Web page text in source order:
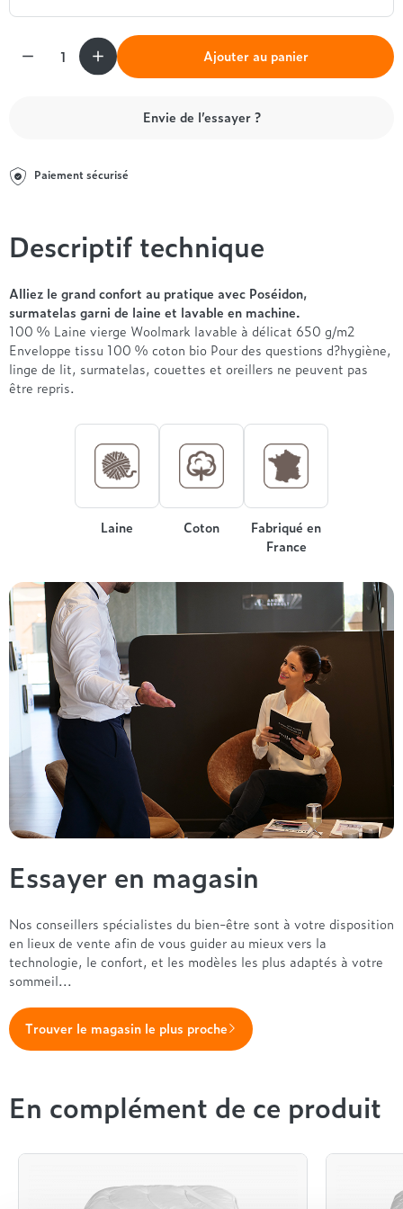
Entre 1000 et 1500€
+ de 1500€
Nos matelas par marque
André Renault
Ergotherm
Grand Litier
Hotel & Lodge
Simmons
Styldecor
Technilat
Tempur
Nos sommiers par prix
- de 1000€
Ajouter au panier
Envie de l’essayer ?
Paiement sécurisé
Descriptif technique
Alliez le grand confort au pratique avec Poséidon,
surmatelas garni de laine et lavable en machine.
100 % Laine vierge Woolmark lavable à délicat 650 g/m2
Enveloppe tissu 100 % coton bio Pour des questions d?hygiène,
linge de lit, surmatelas, couettes et oreillers ne peuvent pas
être repris.
Laine Coton
Fabriqué en
France
Essayer en magasin
Nos conseillers spécialistes du bien-être sont à votre disposition
en lieux de vente afin de vous guider au mieux vers la
technologie, le confort, et les modèles les plus adaptés à votre
sommeil...
Trouver le magasin le plus proche
En complément de ce produit